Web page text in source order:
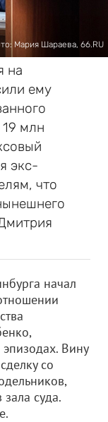
Мария Шараева, 66.RU
на
ему
млн
экс-
что
начал
Вину
со
суда.